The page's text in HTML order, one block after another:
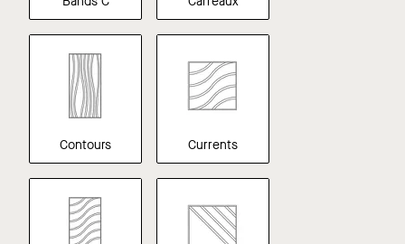
Contours Currents